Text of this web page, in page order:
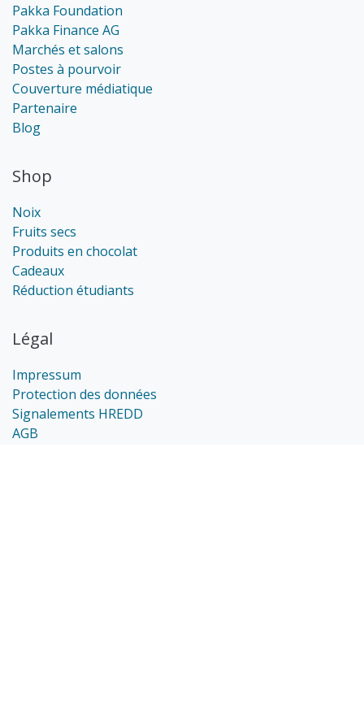
Pakka Foundation
Pakka Finance AG
Marchés et salons
Postes à pourvoir
Couverture médiatique
Partenaire
Blog
Shop
Noix
Fruits secs
Produits en chocolat
Cadeaux
Réduction étudiants
Légal
Impressum
Protection des données
Signalements HREDD
AGB